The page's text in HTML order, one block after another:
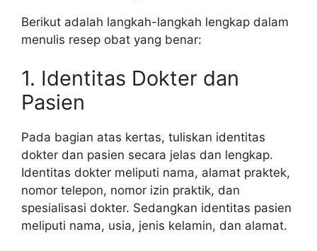
Berikut adalah langkah-langkah lengkap dalam
menulis resep obat yang benar:
1. Identitas Dokter dan
Pasien
Pada bagian atas kertas, tuliskan identitas
dokter dan pasien secara jelas dan lengkap.
Identitas dokter meliputi nama, alamat praktek,
nomor telepon, nomor izin praktik, dan
spesialisasi dokter. Sedangkan identitas pasien
meliputi nama, usia, jenis kelamin, dan alamat.